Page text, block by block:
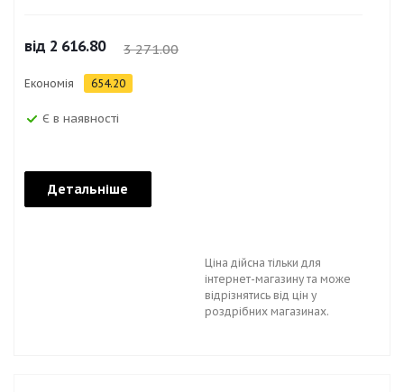
від 2 616.80 3 271.00
Економія 654.20
Є в наявності
Детальніше
Ціна дійсна тільки для
інтернет-магазину та може
відрізнятись від цін у
роздрібних магазинах.